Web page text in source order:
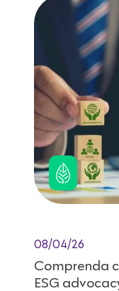
08/04/26
Comprenda
ESG